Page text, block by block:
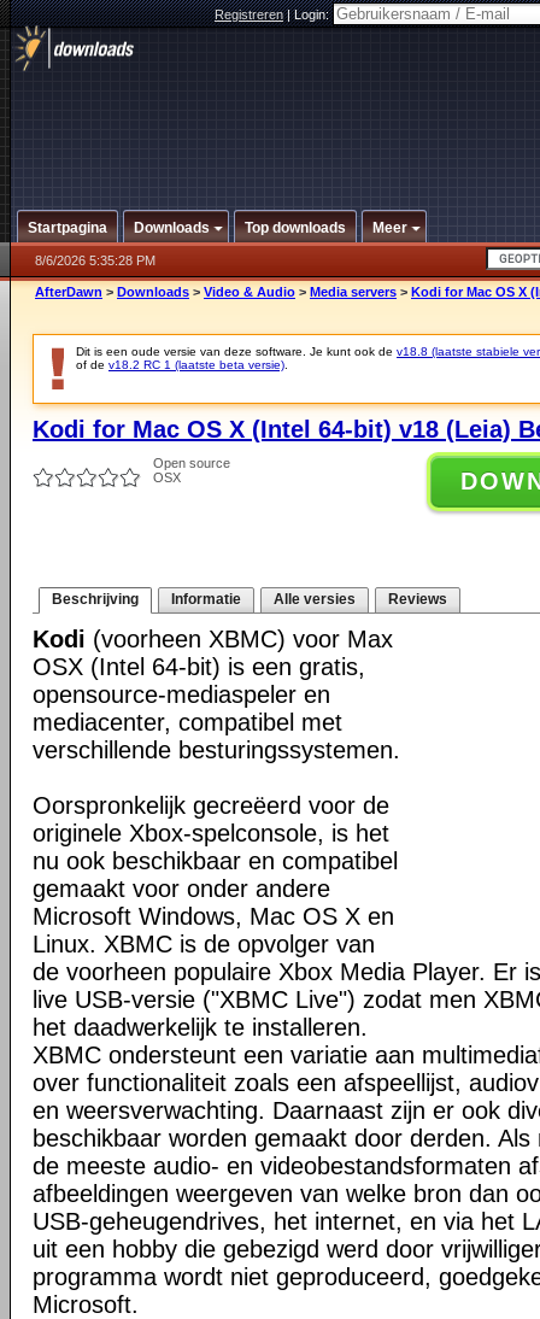
Registreren|Login:
Startpagina Downloads Top downloads Meer
8/6/2026 5:35:28 PM
AfterDawn > Downloads > Video & Audio > Media servers > Kodi for Mac OS X
Dit is een oude versie van deze software. Je kunt ook de v18.8 (laatste stabiele
of de v18.2 RC 1 (laatste beta versie)
Kodi for Mac OS X (Intel 64-bit) v18 (Leia)
Open source
OSX
Beschrijving Informatie Alle versies Reviews
Kodi (voorheen XBMC) voor Max
OSX (Intel 64-bit) is een gratis,
opensource-mediaspeler en
mediacenter, compatibel met
verschillende besturingssystemen.
Oorspronkelijk gecreëerd voor de
originele Xbox-spelconsole, is het
nu ook beschikbaar en compatibel
gemaakt voor onder andere
Microsoft Windows, Mac OS X en
Linux. XBMC is de opvolger van
de voorheen populaire Xbox Media Player. Er
live USB-versie ("XBMC Live") zodat men
het daadwerkelijk te installeren.
XBMC ondersteunt een variatie aan
over functionaliteit zoals een afspeellijst,
en weersverwachting. Daarnaast zijn er ook
beschikbaar worden gemaakt door derden.
de meeste audio- en videobestandsformaten
afbeeldingen weergeven van welke bron dan
USB-geheugendrives, het internet, en via het
uit een hobby die gebezigd werd door
programma wordt niet geproduceerd,
Microsoft.